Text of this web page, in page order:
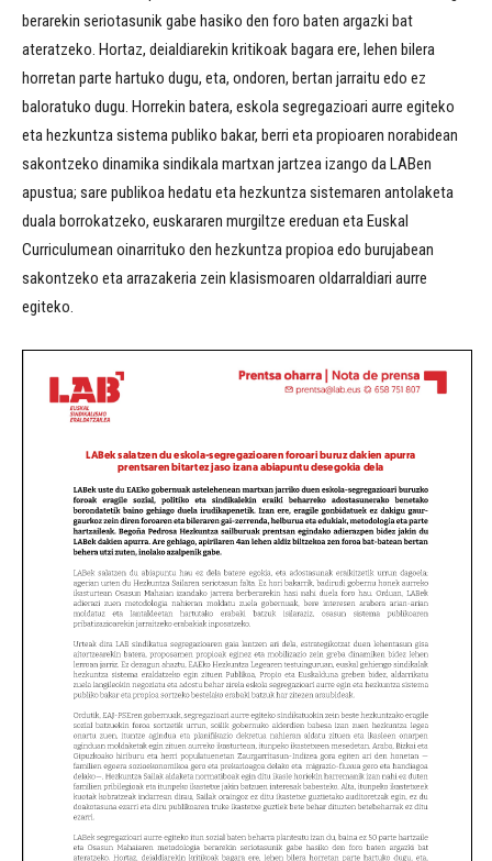
berarekin seriotasunik gabe hasiko den foro baten argazki bat
ateratzeko. Hortaz, deialdiarekin kritikoak bagara ere, lehen bilera
horretan parte hartuko dugu, eta, ondoren, bertan jarraitu edo ez
baloratuko dugu. Horrekin batera, eskola segregazioari aurre egiteko
eta hezkuntza sistema publiko bakar, berri eta propioaren norabidean
sakontzeko dinamika sindikala martxan jartzea izango da LABen
apustua; sare publikoa hedatu eta hezkuntza sistemaren antolaketa
duala borrokatzeko, euskararen murgiltze ereduan eta Euskal
Curriculumean oinarrituko den hezkuntza propioa edo burujabean
sakontzeko eta arrazakeria zein klasismoaren oldarraldiari aurre
egiteko.